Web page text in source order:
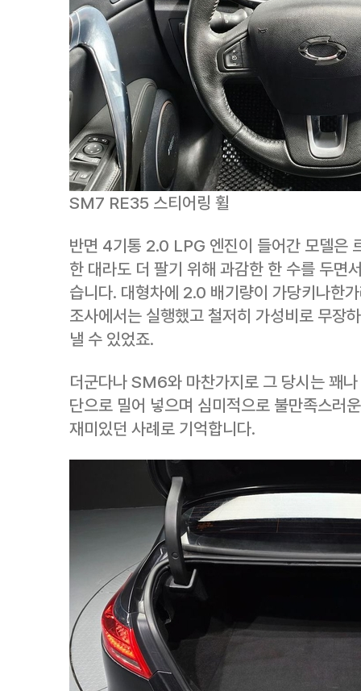
SM7 RE35 스티어링 휠
반면 4기통 2.0 LPG 엔진이 들어간 모델은
한 대라도 더 팔기 위해 과감한 한 수를 두면
습니다. 대형차에 2.0 배기량이 가당키나한
조사에서는 실행했고 철저히 가성비로 무장
낼 수 있었죠.
더군다나 SM6와 마찬가지로 그 당시는 꽤
단으로 밀어 넣으며 심미적으로 불만족스러
재미있던 사례로 기억합니다.